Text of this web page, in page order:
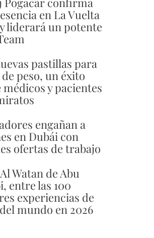
en La Vuelta
liderará un potente
pastillas para
peso, un éxito
y pacientes
engañan a
en Dubái con
ofertas de trabajo
Watan de Abu
entre las 100
experiencias de
mundo en 2026